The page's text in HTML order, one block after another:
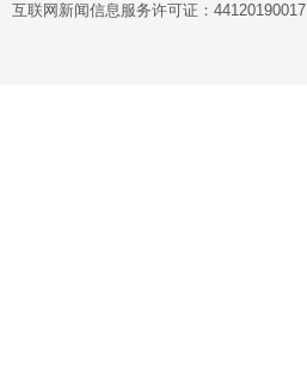
互联网新闻信息服务许可证：44120190017